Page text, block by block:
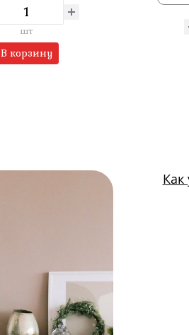
шт
В корзину